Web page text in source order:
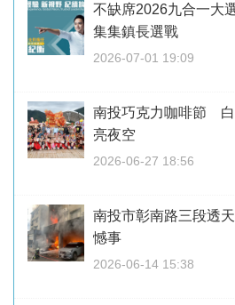
不缺席2026九合一大
集集鎮長選戰
2026-07-01 19:09
南投巧克力咖啡節
亮夜空
2026-06-27 18:56
南投市彰南路三段透
憾事
2026-06-14 15:38